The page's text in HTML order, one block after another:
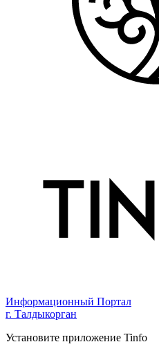
Информационный Портал
г. Талдыкорган
Установите приложение Tinfo